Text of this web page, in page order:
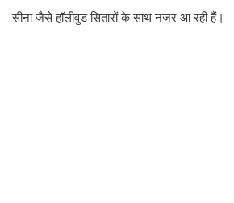
सीना जैसे हॉलीवुड सितारों के साथ नजर आ रही हैं।